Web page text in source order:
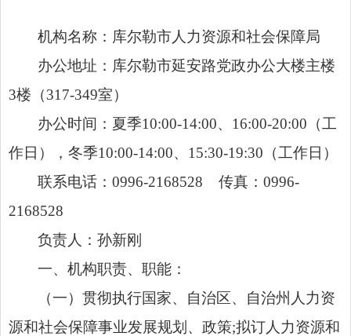
机构名称：库尔勒市人力资源和社会保障局
办公地址：库尔勒市延安路党政办公大楼主楼
3楼（317-349室）
办公时间：夏季10:00-14:00、 16:00-20:00 （工
作日），冬季10:00-14:00、 15:30-19:30 （工作日）
联系电话：0996-2168528传真：0996-
2168528
负责人：孙新刚
一、机构职责、职能：
（一）贯彻执行国家、自治区、自治州人力资
源和社会保障事业发展规划、政策;拟订人力资源和